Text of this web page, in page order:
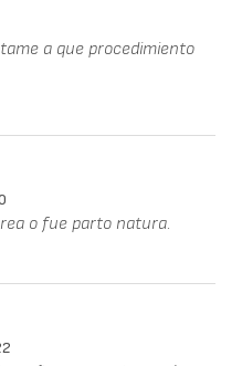
a que procedimiento
o fue parto natura.